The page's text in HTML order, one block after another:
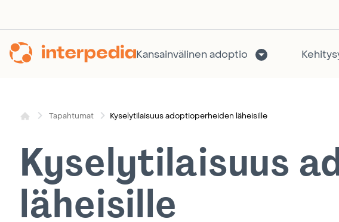
Kansainvälinen adoptio
Tapahtumat Kyselytilaisuus adoptioperheiden läheisille
Kyselytilaisuus
läheisille